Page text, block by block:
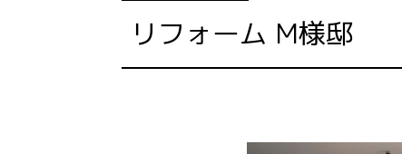
リフォーム M様邸